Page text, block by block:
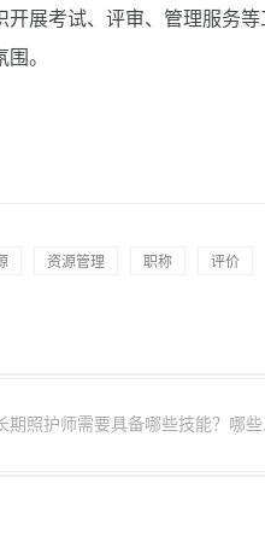
开展考试、评审、管理服务
。
资源管理 职称 评价
期照护师需要具备哪些技能？哪